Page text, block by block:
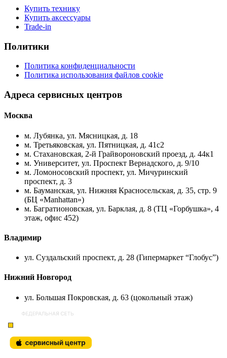
Купить технику
Купить аксессуары
Trade-in
Политики
Политика конфиденциальности
Политика использования файлов cookie
Адреса сервисных центров
Москва
м. Лубянка, ул. Мясницкая, д. 18
м. Третьяковская, ул. Пятницкая, д. 41с2
м. Стахановская, 2-й Грайвороновский проезд, д. 44к1
м. Университет, ул. Проспект Вернадского, д. 9/10
м. Ломоносовский проспект, ул. Мичуринский
проспект, д. 3
м. Бауманская, ул. Нижняя Красносельская, д. 35, стр. 9
(БЦ «Manhattan»)
м. Багратионовская, ул. Барклая, д. 8 (ТЦ «Горбушка», 4
этаж, офис 452)
Владимир
ул. Суздальский проспект, д. 28 (Гипермаркет “Глобус”)
Нижний Новгород
ул. Большая Покровская, д. 63 (цокольный этаж)